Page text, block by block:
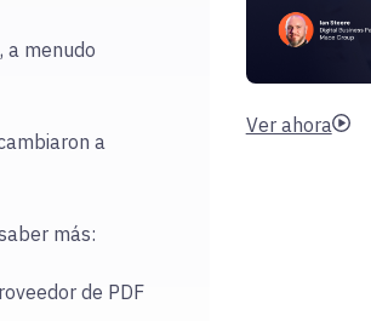
a menudo
a
más:
de PDF
Ver ahora